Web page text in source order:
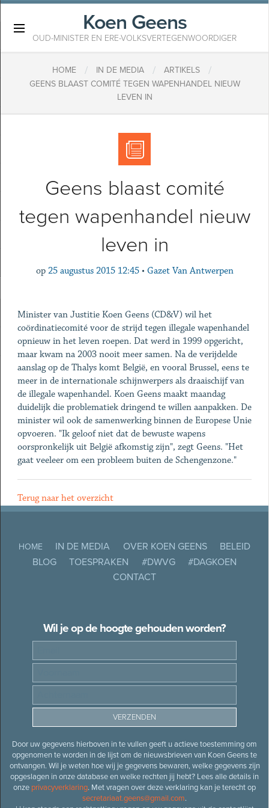
Koen Geens
OUD-MINISTER EN ERE-VOLKSVERTEGENWOORDIGER
HOME / IN DE MEDIA / ARTIKELS /
GEENS BLAAST COMITÉ TEGEN WAPENHANDEL NIEUW
LEVEN IN
Geens blaast comité
tegen wapenhandel nieuw
leven in
op 25 augustus 2015 12:45 • Gazet Van Antwerpen
Minister van Justitie Koen Geens (CD&V) wil het
coördinatiecomité voor de strijd tegen illegale wapenhandel
opnieuw in het leven roepen. Dat werd in 1999 opgericht,
maar kwam na 2003 nooit meer samen. Na de verijdelde
aanslag op de Thalys komt België, en vooral Brussel, eens te
meer in de internationale schijnwerpers als draaischijf van
de illegale wapenhandel. Koen Geens maakt maandag
duidelijk die problematiek dringend te willen aanpakken. De
minister wil ook de samenwerking binnen de Europese Unie
opvoeren. "Ik geloof niet dat de bewuste wapens
oorspronkelijk uit België afkomstig zijn", zegt Geens. "Het
gaat veeleer om een probleem buiten de Schengenzone."
Terug naar het overzicht
HOME IN DE MEDIA OVER KOEN GEENS
BELEID
BLOG
TOESPRAKEN #DWVG
#DAGKOEN
CONTACT
Wil je op de hoogte gehouden worden?
Door uw gegevens hierboven in te vullen geeft u actieve toestemming om
opgenomen te worden in de lijst om de nieuwsbrieven van Koen Geens te
ontvangen. Wil je weten hoe wij je gegevens bewaren, welke gegevens zijn
opgeslagen in onze database en welke rechten jij hebt? Lees alle details in
onze privacyverklaring. Met vragen over deze verklaring kan je terecht op
secretariaat.geens@gmail.com.